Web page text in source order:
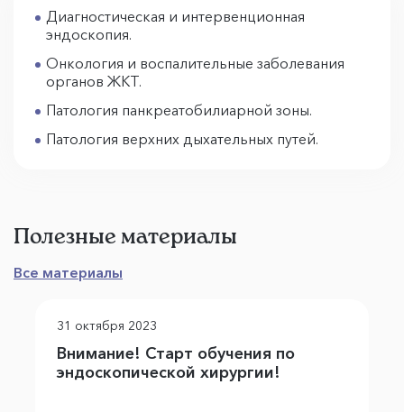
Диагностическая и интервенционная
эндоскопия.
Онкология и воспалительные заболевания
органов ЖКТ.
Патология панкреатобилиарной зоны.
Патология верхних дыхательных путей.
Полезные материалы
Все материалы
31 октября 2023
Внимание! Старт обучения по
эндоскопической хирургии!